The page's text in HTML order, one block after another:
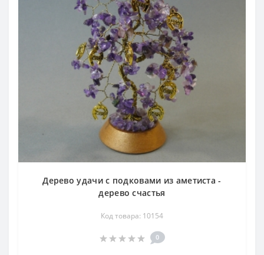
Дерево удачи с подковами из аметиста -
дерево счастья
Код товара: 10154
0